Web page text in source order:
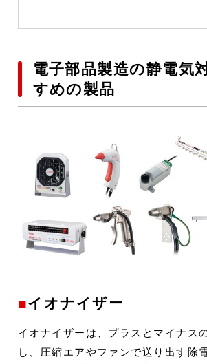
電子部品製造の静電気
すめの製品
イオナイザー
イオナイザーは、プラスとマイナス
し、圧縮エアやファンで送り出す除